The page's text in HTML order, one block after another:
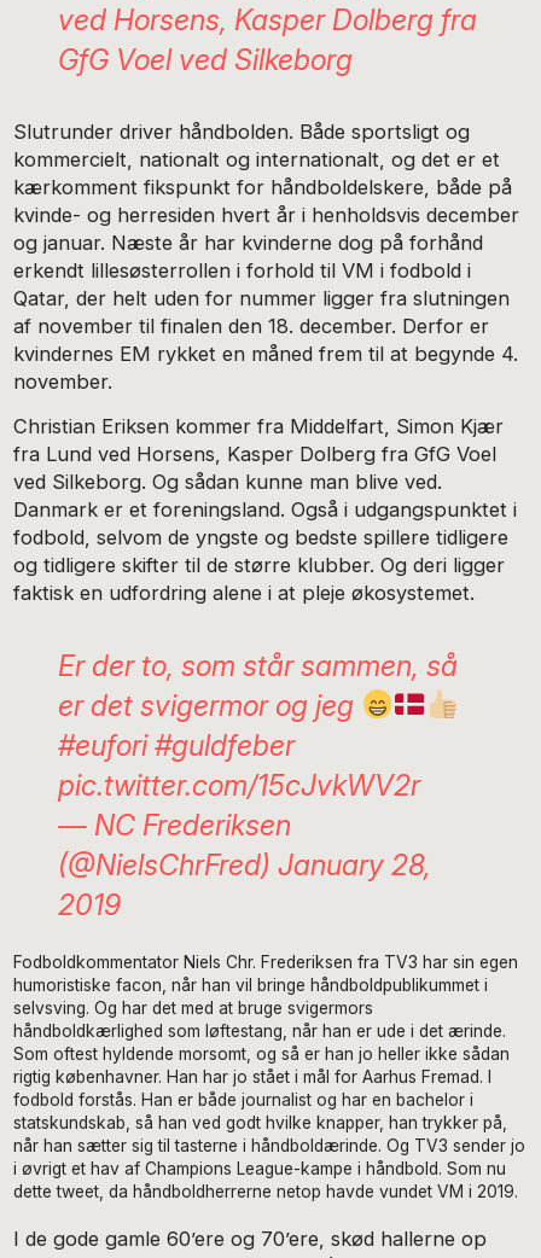
ved Horsens, Kasper Dolberg fra
GfG Voel ved Silkeborg
Slutrunder driver håndbolden. Både sportsligt og
kommercielt, nationalt og internationalt, og det er et
kærkomment fikspunkt for håndboldelskere, både på
kvinde- og herresiden hvert år i henholdsvis december
og januar. Næste år har kvinderne dog på forhånd
erkendt lillesøsterrollen i forhold til VM i fodbold i
Qatar, der helt uden for nummer ligger fra slutningen
af november til finalen den 18. december. Derfor er
kvindernes EM rykket en måned frem til at begynde 4.
november.
Christian Eriksen kommer fra Middelfart, Simon Kjær
fra Lund ved Horsens, Kasper Dolberg fra GfG Voel
ved Silkeborg. Og sådan kunne man blive ved.
Danmark er et foreningsland. Også i udgangspunktet i
fodbold, selvom de yngste og bedste spillere tidligere
og tidligere skifter til de større klubber. Og deri ligger
faktisk en udfordring alene i at pleje økosystemet.
Er der to, som står sammen, så
er det svigermor og jeg
#eufori #guldfeber
pic.twitter.com/15cJvkWV2r
— NC Frederiksen
(@NielsChrFred) January 28,
2019
Fodboldkommentator Niels Chr. Frederiksen fra TV3 har sin egen
humoristiske facon, når han vil bringe håndboldpublikummet i
selvsving. Og har det med at bruge svigermors
håndboldkærlighed som løftestang, når han er ude i det ærinde.
Som oftest hyldende morsomt, og så er han jo heller ikke sådan
rigtig københavner. Han har jo stået i mål for Aarhus Fremad. I
fodbold forstås. Han er både journalist og har en bachelor i
statskundskab, så han ved godt hvilke knapper, han trykker på,
når han sætter sig til tasterne i håndboldærinde. Og TV3 sender jo
i øvrigt et hav af Champions League-kampe i håndbold. Som nu
dette tweet, da håndboldherrerne netop havde vundet VM i 2019.
I de gode gamle 60’ere og 70’ere, skød hallerne op